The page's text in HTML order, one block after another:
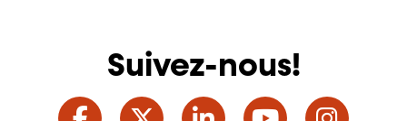
Suivez-nous!
Facebook
TwitterLinkedInYouTube